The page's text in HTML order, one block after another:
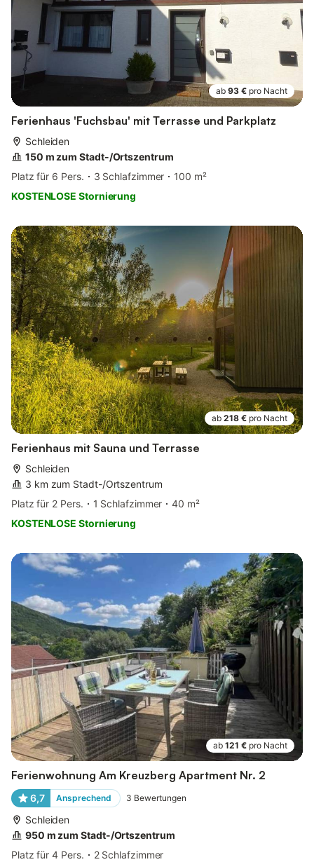
ab 93 € pro Nacht
Ferienhaus 'Fuchsbau' mit Terrasse und Parkplatz
Schleiden
150 m zum Stadt-/Ortszentrum
Platz für 6 Pers.
3 Schlafzimmer
100 m²
KOSTENLOSE Stornierung
ab 218 € pro Nacht
Ferienhaus mit Sauna und Terrasse
Schleiden
3 km zum Stadt-/Ortszentrum
Platz für 2 Pers.
1 Schlafzimmer
40 m²
KOSTENLOSE Stornierung
ab 121 € pro Nacht
Ferienwohnung Am Kreuzberg Apartment Nr. 2
6,7 Ansprechend 3 Bewertungen
Schleiden
950 m zum Stadt-/Ortszentrum
Platz für 4 Pers.
2 Schlafzimmer